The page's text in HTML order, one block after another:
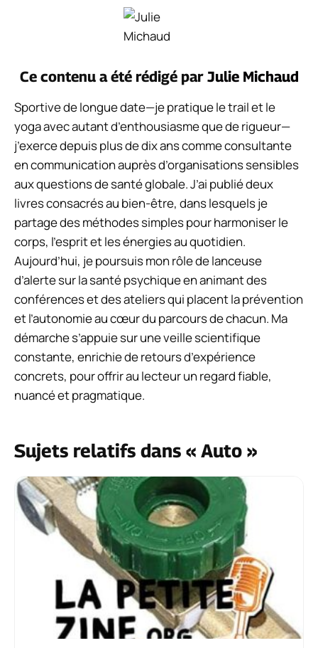
Ce contenu a été rédigé par Julie Michaud
Sportive de longue date—je pratique le trail et le
yoga avec autant d’enthousiasme que de rigueur—
j’exerce depuis plus de dix ans comme consultante
en communication auprès d’organisations sensibles
aux questions de santé globale. J’ai publié deux
livres consacrés au bien-être, dans lesquels je
partage des méthodes simples pour harmoniser le
corps, l’esprit et les énergies au quotidien.
Aujourd’hui, je poursuis mon rôle de lanceuse
d’alerte sur la santé psychique en animant des
conférences et des ateliers qui placent la prévention
et l’autonomie au cœur du parcours de chacun. Ma
démarche s’appuie sur une veille scientifique
constante, enrichie de retours d’expérience
concrets, pour offrir au lecteur un regard fiable,
nuancé et pragmatique.
Sujets relatifs dans « Auto »